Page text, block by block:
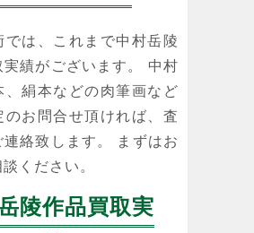
では、これまで中村岳陵
実績がございます。 中村
、絹本などの肉筆画など
のお問合せ頂ければ、査
連絡致します。 まずはお
ください。
陵作品買取実